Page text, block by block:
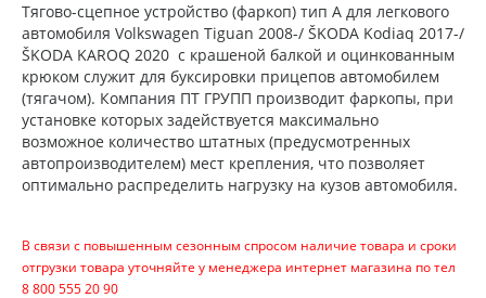
Тягово-сцепное устройство (фаркоп) тип А для легкового
автомобиля Volkswagen Tiguan 2008-/ ŠKODA Kodiaq 2017-/
ŠKODA KAROQ 2020 с крашеной балкой и оцинкованным
крюком служит для буксировки прицепов автомобилем
(тягачом). Компания ПТ ГРУПП производит фаркопы, при
установке которых задействуется максимально
возможное количество штатных (предусмотренных
автопроизводителем) мест крепления, что позволяет
оптимально распределить нагрузку на кузов автомобиля.
В связи с повышенным сезонным спросом наличие товара и сроки
отгрузки товара уточняйте у менеджера интернет магазина по тел
8 800 555 20 90